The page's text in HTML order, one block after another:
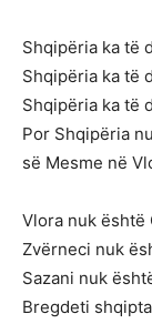
Shqipëria ka të
Shqipëria ka të
Shqipëria ka të
Por Shqipëria
së Mesme në
Vlora nuk është
Zvërneci nuk
Sazani nuk
Bregdeti